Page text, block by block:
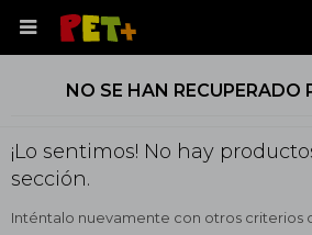

NO SE HAN RECUPERADO
¡Lo sentimos! No hay
sección.
Inténtalo nuevamente con otros criterios